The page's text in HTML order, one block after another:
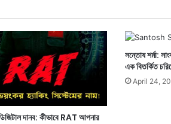
দানব: কীভাবে RAT আপনার
সন্তোষ শর্মা:
এক বিতর্কিত
April 24,